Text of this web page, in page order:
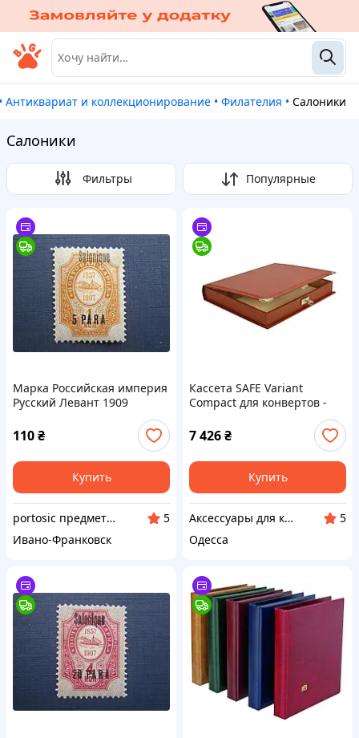
Антиквариат и коллекционирование • Филателия • Салоники
Салоники
Фильтры Популярные
Марка Российская империя
Русский Левант 1909
корабль MH
110₴
Купить
portosic предметы коллекционирования
5
Ивано-Франковск
Кассета SAFE Variant
Compact для конвертов -
7 426₴
Купить
Аксессуары для коллекционеров SAFE
5
Одесса